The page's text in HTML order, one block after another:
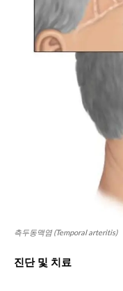
측두동맥염 (Temporal arteritis)
진단 및 치료